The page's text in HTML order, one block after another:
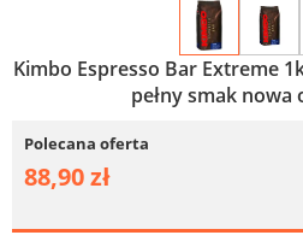
Kimbo Espresso Bar Extreme
pełny smak nowa
Polecana oferta
88,90 zł